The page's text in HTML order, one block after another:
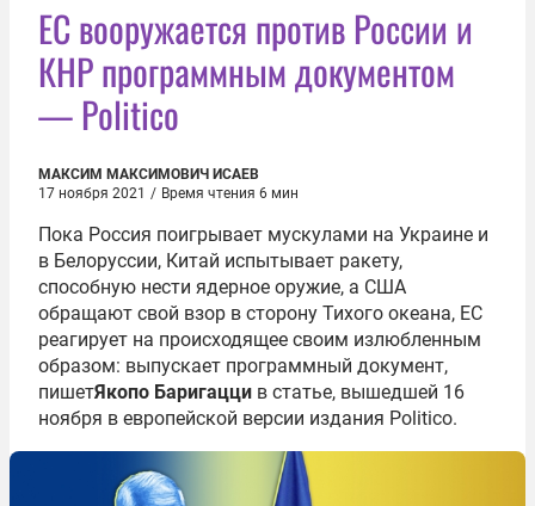
ЕС вооружается против России и
КНР программным документом
— Politico
МАКСИМ МАКСИМОВИЧ ИСАЕВ
17 ноября 2021 / Время чтения 6 мин
Пока Россия поигрывает мускулами на Украине и
в Белоруссии, Китай испытывает ракету,
способную нести ядерное оружие, а США
обращают свой взор в сторону Тихого океана, ЕС
реагирует на происходящее своим излюбленным
образом: выпускает программный документ,
пишетЯкопо Баригацци в статье, вышедшей 16
ноября в европейской версии издания Politico.